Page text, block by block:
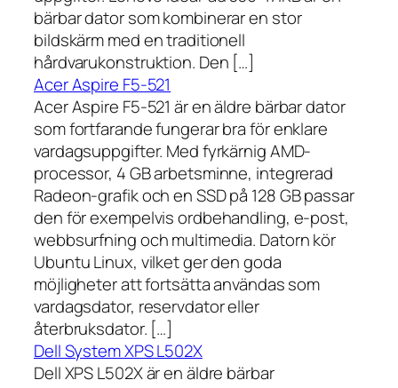
bärbar dator som kombinerar en stor
bildskärm med en traditionell
hårdvarukonstruktion. Den […]
Acer Aspire F5-521
Acer Aspire F5-521 är en äldre bärbar dator
som fortfarande fungerar bra för enklare
vardagsuppgifter. Med fyrkärnig AMD-
processor, 4 GB arbetsminne, integrerad
Radeon-grafik och en SSD på 128 GB passar
den för exempelvis ordbehandling, e-post,
webbsurfning och multimedia. Datorn kör
Ubuntu Linux, vilket ger den goda
möjligheter att fortsätta användas som
vardagsdator, reservdator eller
återbruksdator. […]
Dell System XPS L502X
Dell XPS L502X är en äldre bärbar